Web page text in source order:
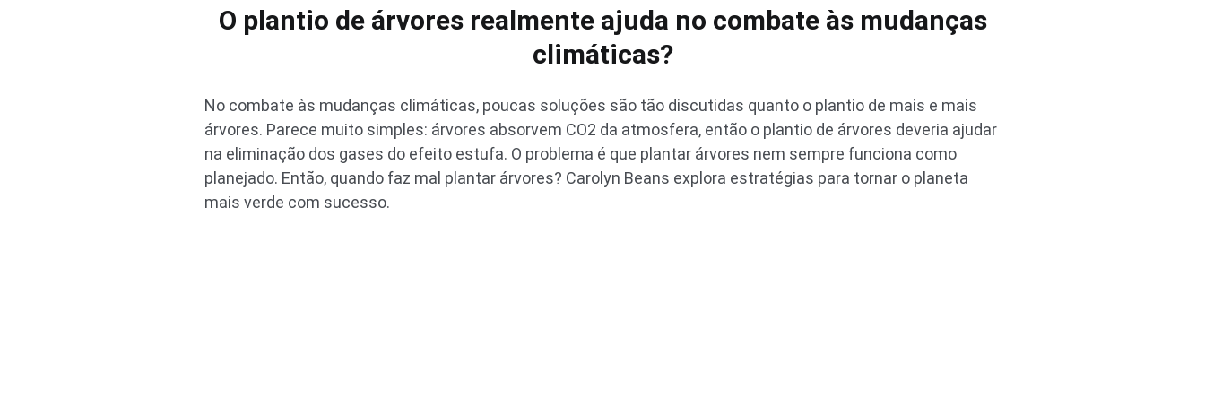
O plantio de árvores realmente ajuda no combate às mudanças
climáticas?
No combate às mudanças climáticas, poucas soluções são tão discutidas quanto o plantio de mais e mais
árvores. Parece muito simples: árvores absorvem CO2 da atmosfera, então o plantio de árvores deveria ajudar
na eliminação dos gases do efeito estufa. O problema é que plantar árvores nem sempre funciona como
planejado. Então, quando faz mal plantar árvores? Carolyn Beans explora estratégias para tornar o planeta
mais verde com sucesso.